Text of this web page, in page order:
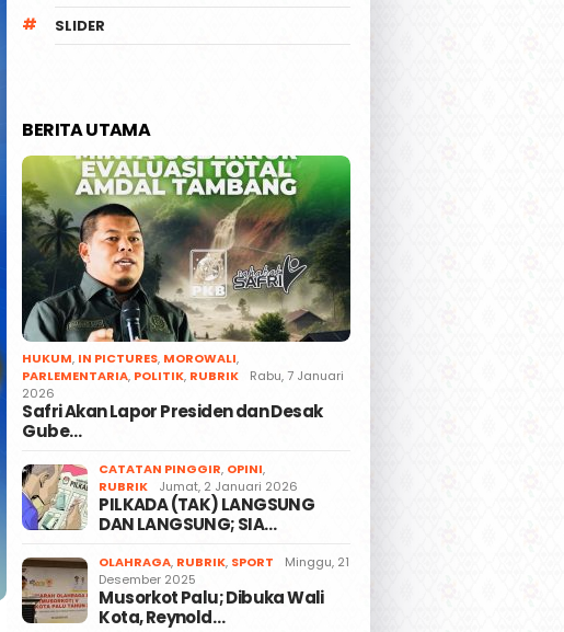
SLIDER
BERITA UTAMA
HUKUM, IN PICTURES, MOROWALI,
PARLEMENTARIA, POLITIK, RUBRIK
Rabu, 7 Januari
2026
Safri Akan Lapor Presiden dan Desak
Gube…
CATATAN PINGGIR, OPINI,
RUBRIK
Jumat, 2 Januari 2026
PILKADA (TAK) LANGSUNG
DAN LANGSUNG; SIA…
OLAHRAGA, RUBRIK, SPORT
Minggu, 21
Desember 2025
Musorkot Palu; Dibuka Wali
Kota, Reynold…